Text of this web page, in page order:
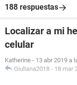
188 respuestas
Localizar a mi
celular
Katherine - 13 abr 2019 a
Giuliana2018 - 18 mar